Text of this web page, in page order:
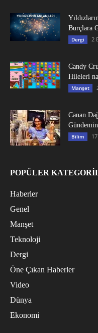
Burçlara
Dergi 2
Candy
Hileleri
Manşet
Canan
Bilim
POPÜLER
Haberler
Genel
Manşet
Teknoloji
Dergi
Öne Çıkan Haberler
Video
Dünya
Ekonomi